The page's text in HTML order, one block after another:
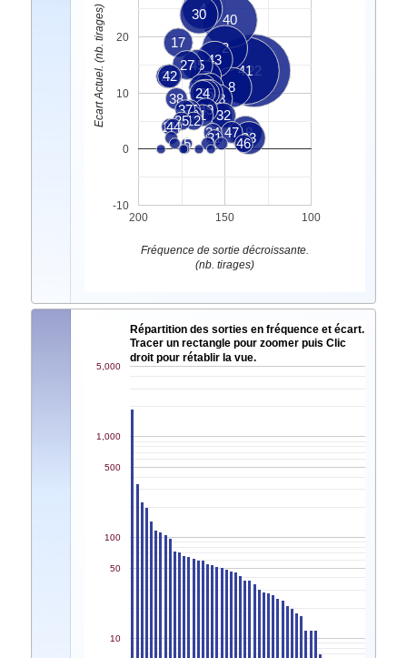
22
41
40
2
4
8
30
43
18
33
7
45
6
17
27
48
3
11
13
35
9
24
32
23
42
49
1
38
47
15
20
37
12
25
34
46
21
31
44
5
200 150 100
-10
0
10
20
Fréquence de sortie décroissante.
(nb. tirages)
Ecart Actuel. (nb. tirages)
Répartition des sorties en fréquence et écart.
Tracer un rectangle pour zoomer puis Clic
droit pour rétablir la vue.
10
50
100
500
1,000
5,000